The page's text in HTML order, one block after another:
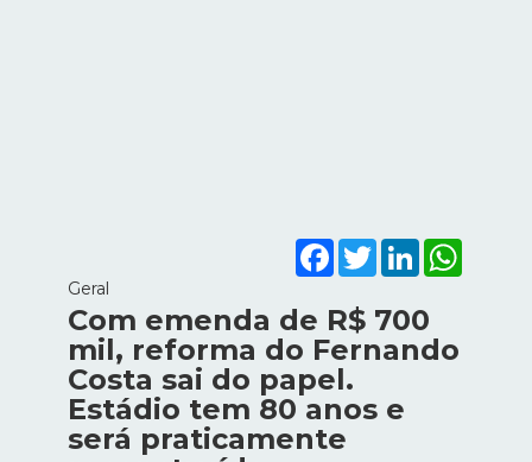
FacebookTwitterLinkedIn
Geral
Com emenda de R$ 700
mil, reforma do Fernando
Costa sai do papel.
Estádio tem 80 anos e
será praticamente